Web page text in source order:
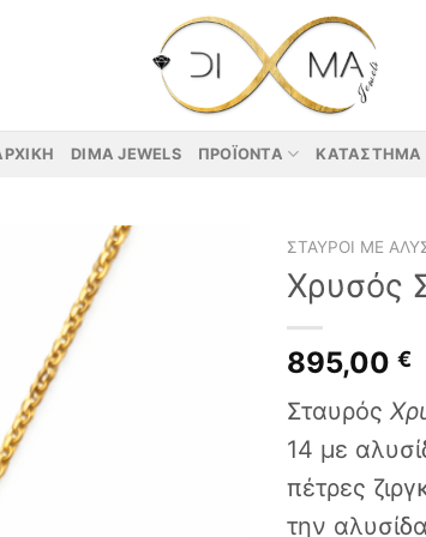
DIMA JEWELS ΠΡΟΪΌΝΤΑ ΚΑΤΆΣΤΗΜΑ
ΣΤΑΥΡΟΊ ΜΕ
Χρυσός
895,00 €
Σταυρός
14 με
πέτρες
την